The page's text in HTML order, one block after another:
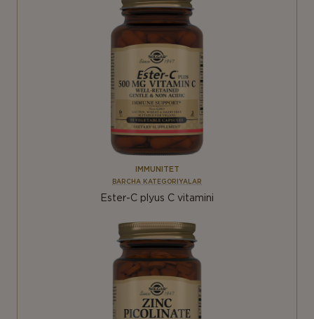
IMMUNITET
BARCHA KATEGORIYALAR
Ester-C plyus C vitamini